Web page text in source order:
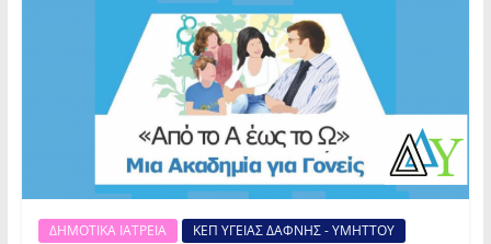
ΔΗΜΟΤΙΚΑ ΙΑΤΡΕΙΑ ΚΕΠ ΥΓΕΙΑΣ ΔΑΦΝΗΣ - ΥΜΗΤΤΟΥ